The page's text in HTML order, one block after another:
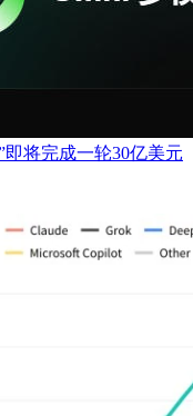
将完成一轮30亿美元